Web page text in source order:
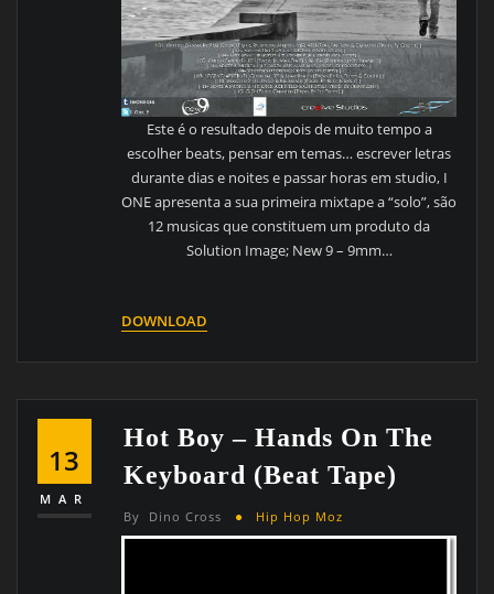
Este é o resultado depois de muito tempo a
escolher beats, pensar em temas… escrever letras
durante dias e noites e passar horas em studio, I
ONE apresenta a sua primeira mixtape a “solo”, são
12 musicas que constituem um produto da
Solution Image; New 9 – 9mm…
DOWNLOAD
13
MAR
Hot Boy – Hands On The
Keyboard (Beat Tape)
By Dino Cross Hip Hop Moz